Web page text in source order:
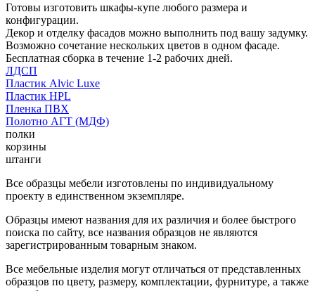
Готовы изготовить шкафы-купе любого размера и
конфигурации.
Декор и отделку фасадов можно выполнить под вашу задумку.
Возможно сочетание нескольких цветов в одном фасаде.
Бесплатная сборка в течение 1-2 рабочих дней.
ЛДСП
Пластик Alvic Luxe
Пластик HPL
Пленка ПВХ
Полотно АГТ (МДФ)
полки
корзины
штанги
Все образцы мебели изготовлены по индивидуальному
проекту в единственном экземпляре.
Образцы имеют названия для их различия и более быстрого
поиска по сайту, все названия образцов не являются
зарегистрированным товарным знаком.
Все мебельные изделия могут отличаться от представленных
образцов по цвету, размеру, комплектации, фурнитуре, а также